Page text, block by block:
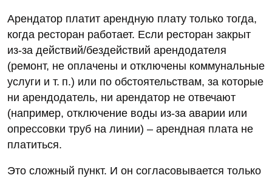
Арендатор платит арендную плату только тогда,
когда ресторан работает. Если ресторан закрыт
из-за действий/бездействий арендодателя
(ремонт, не оплачены и отключены коммунальные
услуги и т. п.) или по обстоятельствам, за которые
ни арендодатель, ни арендатор не отвечают
(например, отключение воды из-за аварии или
опрессовки труб на линии) – арендная плата не
платиться.
Это сложный пункт. И он согласовывается только